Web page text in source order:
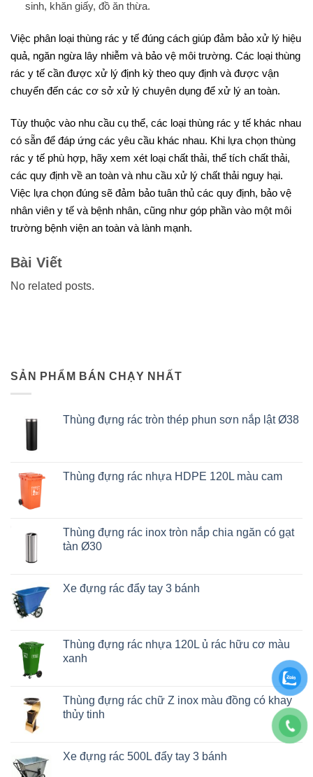
SẢN PHẨM BÁN CHẠY NHẤT
Thùng đựng rác tròn thép phun sơn nắp lật Ø38
Thùng đựng rác nhựa HDPE 120L màu cam
Thùng đựng rác inox tròn nắp chia ngăn có gạt
tàn Ø30
Xe đựng rác đẩy tay 3 bánh
Thùng đựng rác nhựa 120L ủ rác hữu cơ màu
xanh
Thùng đựng rác chữ Z inox màu đồng có khay
thủy tinh
Xe đựng rác 500L đẩy tay 3 bánh
sinh, khăn giấy, đồ ăn thừa.
Việc phân loại thùng rác y tế đúng cách giúp đảm bảo xử lý hiệu
quả, ngăn ngừa lây nhiễm và bảo vệ môi trường. Các loại thùng
rác y tế cần được xử lý định kỳ theo quy định và được vận
chuyển đến các cơ sở xử lý chuyên dụng để xử lý an toàn.
Tùy thuộc vào nhu cầu cụ thể, các loại thùng rác y tế khác nhau
có sẵn để đáp ứng các yêu cầu khác nhau. Khi lựa chọn thùng
rác y tế phù hợp, hãy xem xét loại chất thải, thể tích chất thải,
các quy định về an toàn và nhu cầu xử lý chất thải nguy hại.
Việc lựa chọn đúng sẽ đảm bảo tuân thủ các quy định, bảo vệ
nhân viên y tế và bệnh nhân, cũng như góp phần vào một môi
trường bệnh viện an toàn và lành mạnh.
Bài Viết
No related posts.